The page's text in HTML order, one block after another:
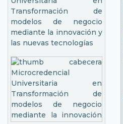
Transformación de
modelos de negocio
mediante la innovación y
las nuevas tecnologías